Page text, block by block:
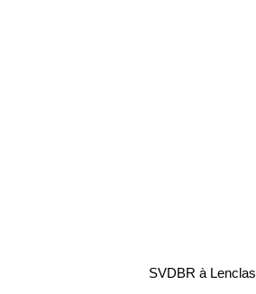
SVDBR à Lenclas